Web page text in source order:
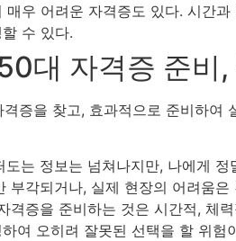
우 어려운 자격증도 있다. 시간
수 있다.
대 자격증 준비
증을 찾고, 효과적으로 준비하여
도는 정보는 넘쳐나지만, 나에게
부각되거나, 실제 현장의 어려움은
격증을 준비하는 것은 시간적, 체
여 오히려 잘못된 선택을 할 위험